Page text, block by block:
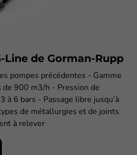
Line de Gorman-Rupp
pompes précédentes - Gamme
de 900 m3/h - Pression de
à 6 bars - Passage libre jusqu’à
de métallurgies et de joints
à relever